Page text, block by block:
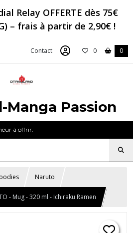
Relay OFFERTE dès 75€
– frais à partir de 2,90€ !
Contact 0 0
Manga Passion
à offrir.
Naruto
- Mug - 320 ml - Ichiraku Ramen